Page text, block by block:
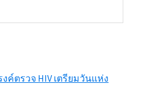
ค์ตรวจ HIV เตรียมวันแห่ง